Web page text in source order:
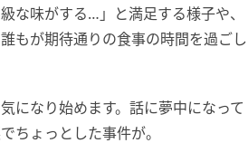
な味がする…」と満足する様子や、
もが期待通りの食事の時間を過ごし
になり始めます。話に夢中になって
ちょっとした事件が。